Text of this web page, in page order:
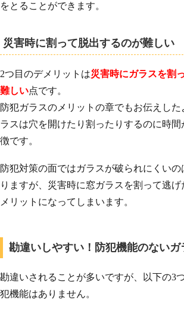
をとることができます。
災害時に割って脱出するのが難しい
2つ目のデメリットは災害時にガラスを割
難しい点です。
防犯ガラスのメリットの章でもお伝えし
ラスは穴を開けたり割ったりするのに時
徴です。
防犯対策の面ではガラスが破られにくい
りますが、災害時に窓ガラスを割って逃
メリットになってしまいます。
勘違いしやすい！防犯機能のないガ
勘違いされることが多いですが、以下の3
犯機能はありません。